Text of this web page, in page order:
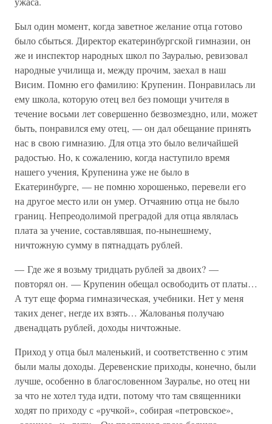
Был один момент, когда заветное желание отца готово
было сбыться. Директор екатеринбургской гимназии, он
же и инспектор народных школ по Зауралью, ревизовал
народные училища и, между прочим, заехал в наш
Висим. Помню его фамилию: Крупенин. Понравилась ли
ему школа, которую отец вел без помощи учителя в
течение восьми лет совершенно безвозмездно, или, может
быть, понравился ему отец, — он дал обещание принять
нас в свою гимназию. Для отца это было величайшей
радостью. Но, к сожалению, когда наступило время
нашего учения, Крупенина уже не было в
Екатеринбурге, — не помню хорошенько, перевели его
на другое место или он умер. Отчаянию отца не было
границ. Непреодолимой преградой для отца являлась
плата за учение, составлявшая, по-нынешнему,
ничтожную сумму в пятнадцать рублей.
— Где же я возьму тридцать рублей за двоих? —
повторял он. — Крупенин обещал освободить от платы…
А тут еще форма гимназическая, учебники. Нет у меня
таких денег, негде их взять… Жалованья получаю
двенадцать рублей, доходы ничтожные.
Приход у отца был маленький, и соответственно с этим
были малы доходы. Деревенские приходы, конечно, были
лучше, особенно в благословенном Зауралье, но отец ни
за что не хотел туда идти, потому что там священники
ходят по приходу с «ручкой», собирая «петровское»,